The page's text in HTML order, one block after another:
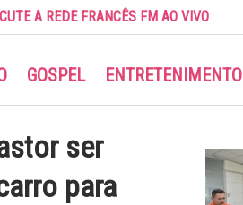
A REDE FRANCÊS FM AO VIVO
GOSPEL ENTRETENIMENTO
ser
para